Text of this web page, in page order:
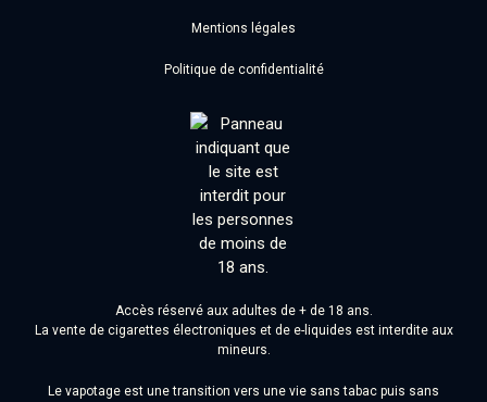
Mentions légales
Politique de confidentialité
Accès réservé aux adultes de + de 18 ans.
La vente de cigarettes électroniques et de e-liquides est interdite aux
mineurs.
Le vapotage est une transition vers une vie sans tabac puis sans